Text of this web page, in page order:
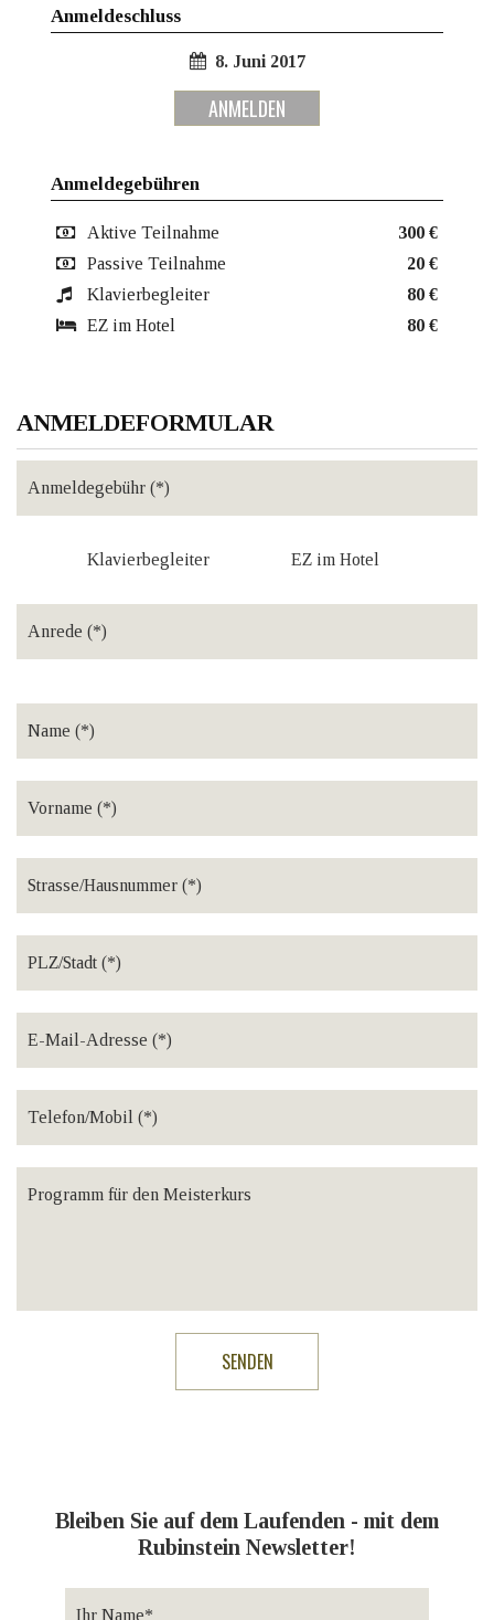
Anmeldeschluss
8. Juni 2017
ANMELDEN
Anmeldegebühren
Aktive Teilnahme
300 €
Passive Teilnahme
20 €
Klavierbegleiter
80 €
EZ im Hotel
80 €
ANMELDEFORMULAR
Klavierbegleiter EZ im Hotel
Bleiben Sie auf dem Laufenden - mit dem
Rubinstein Newsletter!